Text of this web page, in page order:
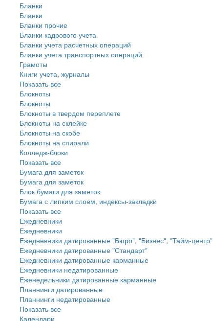
Бланки
Бланки
Бланки прочие
Бланки кадрового учета
Бланки учета расчетных операций
Бланки учета транспортных операций
Грамоты
Книги учета, журналы
Показать все
Блокноты
Блокноты
Блокноты в твердом переплете
Блокноты на склейке
Блокноты на скобе
Блокноты на спирали
Колледж-блоки
Показать все
Бумага для заметок
Бумага для заметок
Блок бумаги для заметок
Бумага с липким слоем, индексы-закладки
Показать все
Ежедневники
Ежедневники
Ежедневники датированные "Бюро", "Бизнес", "Тайм-центр"
Ежедневники датированные "Стандарт"
Ежедневники датированные карманные
Ежедневники недатированные
Еженедельники датированные карманные
Планнинги датированные
Планнинги недатированные
Показать все
Календари